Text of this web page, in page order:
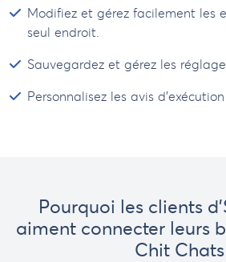
Modifiez et gérez facilement les
seul endroit.
Sauvegardez et gérez les
Personnalisez les avis d’exécution
Pourquoi les clients
aiment connecter leurs
Chit Chats